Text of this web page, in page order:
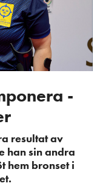
-
resultat av
han sin andra
hem bronset i